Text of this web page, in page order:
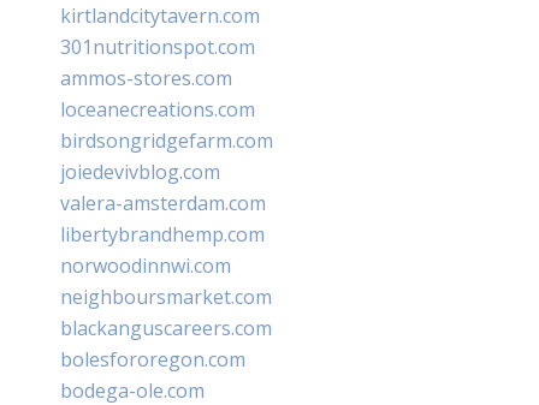
kirtlandcitytavern.com
301nutritionspot.com
ammos-stores.com
loceanecreations.com
birdsongridgefarm.com
joiedevivblog.com
valera-amsterdam.com
libertybrandhemp.com
norwoodinnwi.com
neighboursmarket.com
blackanguscareers.com
bolesfororegon.com
bodega-ole.com